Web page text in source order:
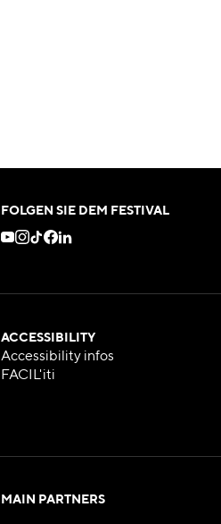
FOLGEN SIE DEM FESTIVAL
ACCESSIBILITY
Accessibility infos
FACIL'iti
MAIN PARTNERS